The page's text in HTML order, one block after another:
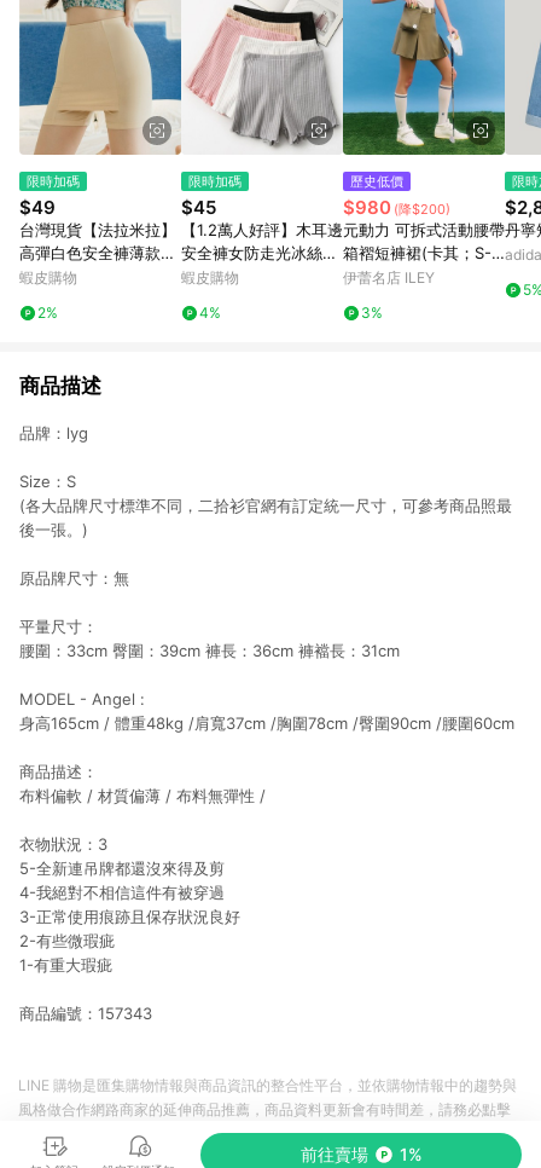
限時加碼
$49
台灣現貨【法拉米拉】
高彈白色安全褲薄款不
捲邊防走光神器收腹提
角褲 打底褲 3045 11-
蝦皮購物
2%
限時加碼
$45
【1.2萬人好評】木耳邊
安全褲女防走光冰絲螺
紋純色打底褲夏季薄款
放送aaa Q0OV
蝦皮購物
4%
歷史低價
$980 (降$200)
元動力 可拆式活動腰帶
箱褶短褲裙(卡其；S-
L)
伊蕾名店 ILEY
3%
限
丹寧
商品描述
品牌：lyg
Size：S
(各大品牌尺寸標準不同，二拾衫官網有訂定統一尺寸，可參考商品照最
後一張。)
原品牌尺寸：無
平量尺寸：
腰圍：33cm 臀圍：39cm 褲長：36cm 褲襠長：31cm
MODEL - Angel :
身高165cm / 體重48kg /肩寬37cm /胸圍78cm /臀圍90cm /腰圍60cm
商品描述：
布料偏軟 / 材質偏薄 / 布料無彈性 /
衣物狀況：3
5-全新連吊牌都還沒來得及剪
4-我絕對不相信這件有被穿過
3-正常使用痕跡且保存狀況良好
2-有些微瑕疵
1-有重大瑕疵
商品編號：157343
前往賣場 1%
LINE 購物是匯集購物情報與商品資訊的整合性平台，並依購物情報中的趨勢與
風格做合作網路商家的延伸商品推薦，商品資料更新會有時間差，請務必點擊
商品至各合作網路商家，確認現售價與購物條件，一切資訊以合作廠商網頁為
準。